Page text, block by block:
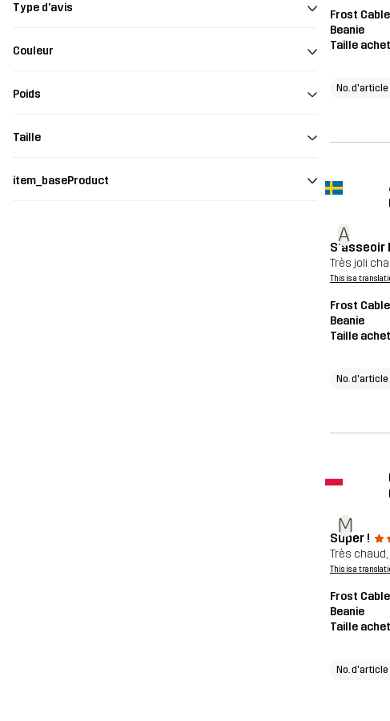
Type d'avis
Couleur
Poids
Taille
item_baseProduct
Frost
Beanie
Taille
No.
A
S’asseoir
Très joli
This is a
Frost
Beanie
Taille
No.
M
Super !
Très
This is a
Frost
Beanie
Taille
No.